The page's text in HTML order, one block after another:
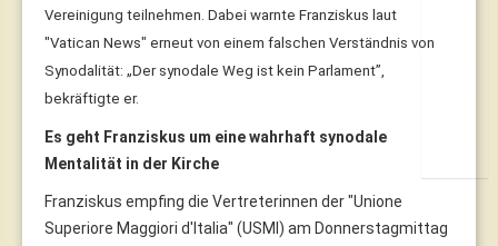
Vereinigung teilnehmen. Dabei warnte Franziskus laut
"Vatican News" erneut von einem falschen Verständnis von
Synodalität: „Der synodale Weg ist kein Parlament”,
bekräftigte er.
Es geht Franziskus um eine wahrhaft synodale
Mentalität in der Kirche
Franziskus empfing die Vertreterinnen der "Unione
Superiore Maggiori d'Italia" (USMI) am Donnerstagmittag